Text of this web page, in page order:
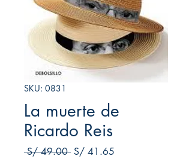
SKU: 0831
La muerte de
Ricardo Reis
S/ 49.00 Precio
S/ 41.65